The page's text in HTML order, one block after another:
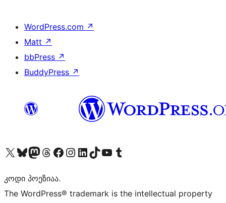
WordPress.com ↗
Matt ↗
bbPress ↗
BuddyPress ↗
Visit our X (formerly Twitter) account
Visit our Bluesky account
Visit our Mastodon account
Visit our Threads account
Visit our Facebook page
Visit our Instagram account
Visit our LinkedIn account
Visit our TikTok account
Visit our YouTube channel
Visit our Tumblr account
კოდი პოეზიაა.
The WordPress® trademark is the intellectual property